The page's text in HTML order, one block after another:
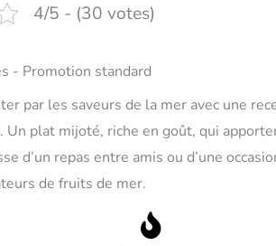
4/5 - (30 votes)
par les saveurs de la mer avec une
. Un plat mijoté, riche en goût, qui
d’un repas entre amis ou d’une
de fruits de mer.